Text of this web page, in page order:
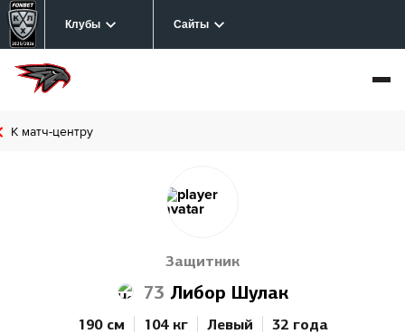
Клубы Сайты
К матч-центру
Защитник
73 Либор Шулак
190 см 104 кг Левый 32 года